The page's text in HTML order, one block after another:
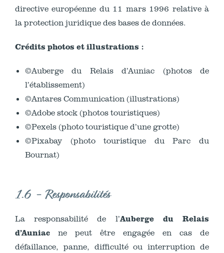
directive européenne du 11 mars 1996 relative à
la protection juridique des bases de données.
Crédits photos et illustrations :
©Auberge du Relais d’Auniac (photos de
l’établissement)
©Antares Communication (illustrations)
©Adobe stock (photos touristiques)
©Pexels (photo touristique d’une grotte)
©Pixabay (photo touristique du Parc du
Bournat)
1.6 - Responsabilités
La responsabilité de l’Auberge du Relais
d’Auniac ne peut être engagée en cas de
défaillance, panne, difficulté ou interruption de